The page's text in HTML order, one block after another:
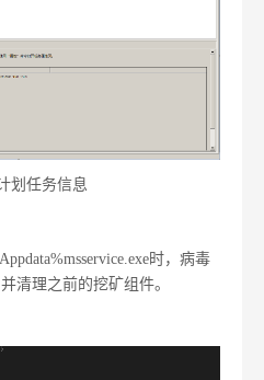
划任务信息
时，病毒
清理之前的挖矿组件。